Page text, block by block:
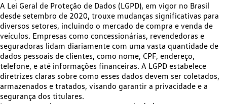
A Lei Geral de Proteção de Dados (LGPD), em vigor no Brasil
desde setembro de 2020, trouxe mudanças significativas para
diversos setores, incluindo o mercado de compra e venda de
veículos. Empresas como concessionárias, revendedoras e
seguradoras lidam diariamente com uma vasta quantidade de
dados pessoais de clientes, como nome, CPF, endereço,
telefone, e até informações financeiras. A LGPD estabelece
diretrizes claras sobre como esses dados devem ser coletados,
armazenados e tratados, visando garantir a privacidade e a
segurança dos titulares.​